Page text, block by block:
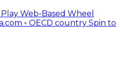
Web-Based Wheel
◦ OECD country Spin to